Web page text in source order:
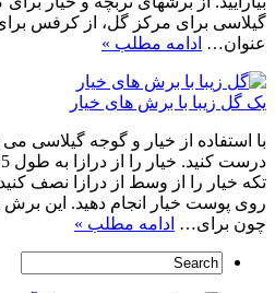
گیلاسی برای مرکز گل، از کرفس برای
عنوان… ادامه مطلب »
یک گل زیبا با برش های خیار
با استفاده از خیار و گوجه گیلاسی می
تکه خیار را از وسط از درازا نصف
روی پوست خیار انجام دهید. این برش
چون برای… ادامه مطلب »